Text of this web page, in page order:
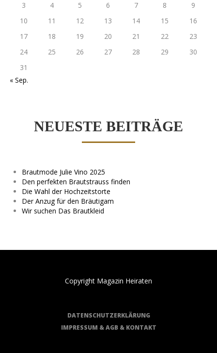
3
4 5 6 7 8
9
10
11 12 13 14 15
16
17
18 19 20 21 22
23
24
25 26 27 28 29
30
31
« Sep.
NEUESTE BEITRÄGE
Brautmode Julie Vino 2025
Den perfekten Brautstrauss finden
Die Wahl der Hochzeitstorte
Der Anzug für den Bräutigam
Wir suchen Das Brautkleid
Copyright Magazin Heiraten
DATENSCHUTZERKLÄRUNG
IMPRESSUM & AGB & KONTAKT